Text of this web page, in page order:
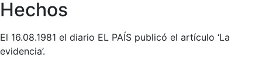
Hechos
El 16.08.1981 el diario EL PAÍS publicó el artículo ‘La
evidencia’.